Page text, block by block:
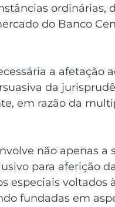
ordinárias,
do Banco
a afetação
da
em razão da
não apenas a
para aferição
especiais voltados
fundadas em